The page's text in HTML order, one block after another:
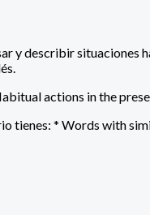
y describir situaciones
actions in the
tienes: * Words with